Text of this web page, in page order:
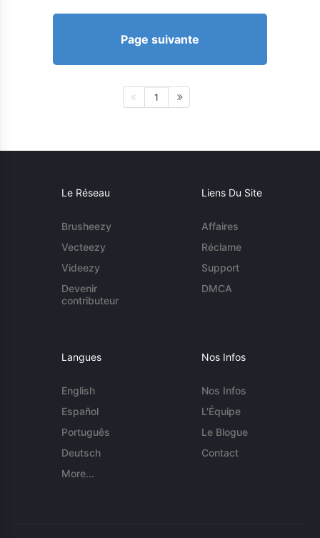
Page suivante
1
Le Réseau
Brusheezy
Vecteezy
Videezy
Devenir
contributeur
Liens Du Site
Affaires
Réclame
Support
DMCA
Langues
English
Español
Português
Deutsch
More...
Nos Infos
Nos Infos
L'Équipe
Le Blogue
Contact